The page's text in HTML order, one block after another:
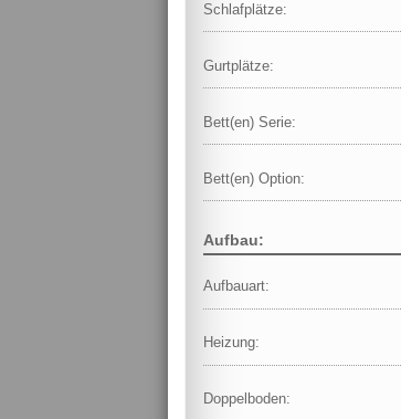
Schlafplätze:
Gurtplätze:
Bett(en) Serie:
Bett(en) Option:
Aufbau:
Aufbauart:
Heizung:
Doppelboden: